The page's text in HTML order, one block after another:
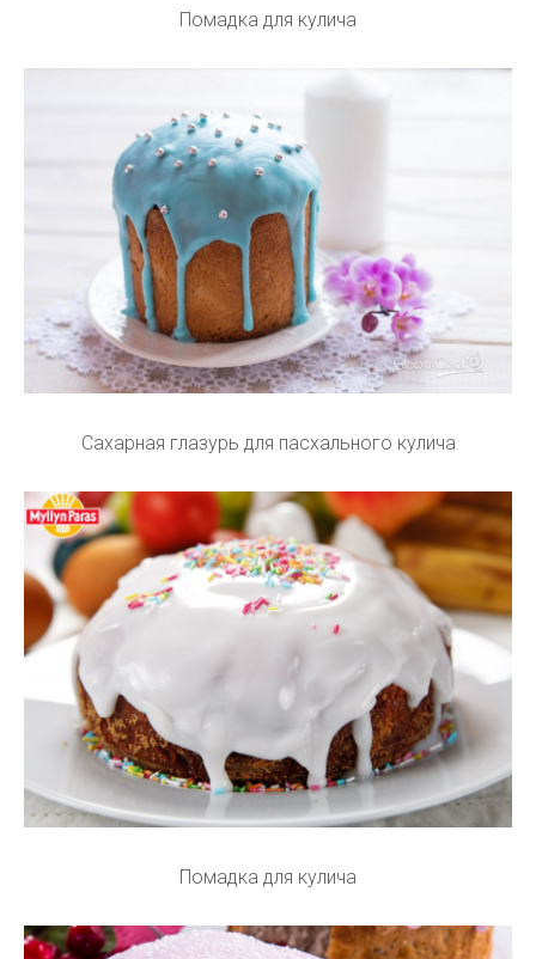
Помадка для кулича
Сахарная глазурь для пасхального кулича
Помадка для кулича